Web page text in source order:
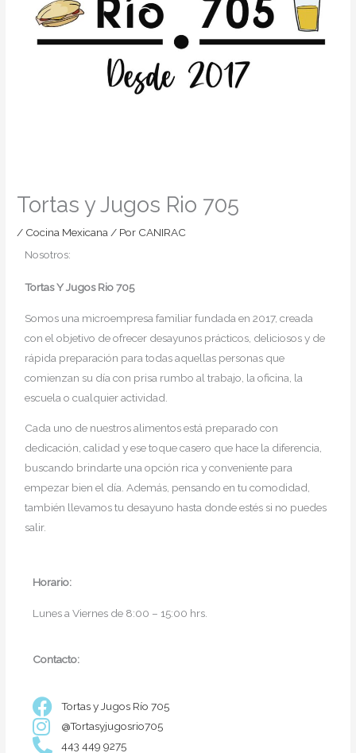
Tortas y Jugos Rio 705
/ Cocina Mexicana / Por CANIRAC
Nosotros:
Tortas Y Jugos Rio 705
Somos una microempresa familiar fundada en 2017, creada
con el objetivo de ofrecer desayunos prácticos, deliciosos y de
rápida preparación para todas aquellas personas que
comienzan su día con prisa rumbo al trabajo, la oficina, la
escuela o cualquier actividad.
Cada uno de nuestros alimentos está preparado con
dedicación, calidad y ese toque casero que hace la diferencia,
buscando brindarte una opción rica y conveniente para
empezar bien el día. Además, pensando en tu comodidad,
también llevamos tu desayuno hasta donde estés si no puedes
salir.
Horario:
Lunes a Viernes de 8:00 – 15:00 hrs.
Contacto:
Tortas y Jugos Río 705
@Tortasyjugosrio705
443 449 9275